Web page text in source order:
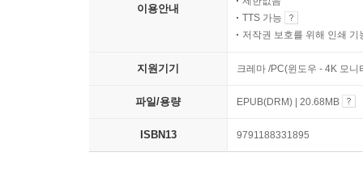
이용안내
TTS 가능
저작권 보호를 위해 인쇄 기
지원기기 크레마 /PC(윈도우 - 4K 모
파일/용량 EPUB(DRM) | 20.68MB
ISBN13 9791188331895